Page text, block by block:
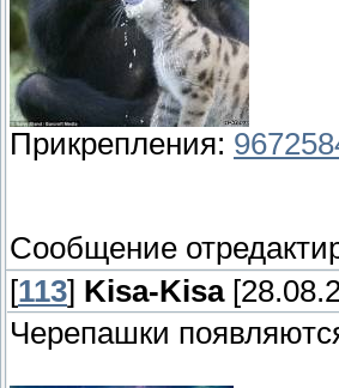
Прикрепления:
Сообщение
[113] Kisa-Kisa
Черепашки